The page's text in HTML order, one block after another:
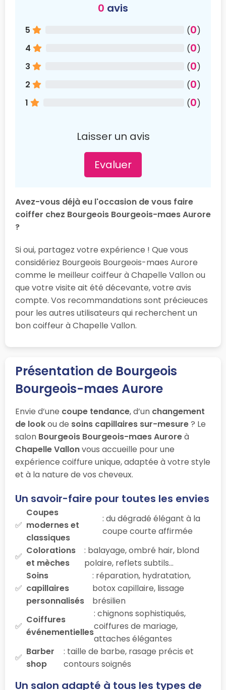
0 avis
5 (0)
4
(0)
3
(0)
2
(0)
1
(0)
Laisser un avis
Evaluer
Avez-vous déjà eu l'occasion de vous faire
coiffer chez Bourgeois Bourgeois-maes Aurore
?
Si oui, partagez votre expérience ! Que vous
considériez Bourgeois Bourgeois-maes Aurore
comme le meilleur coiffeur à Chapelle Vallon ou
que votre visite ait été décevante, votre avis
compte. Vos recommandations sont précieuces
pour les autres utilisateurs qui recherchent un
bon coiffeur à Chapelle Vallon.
Présentation de Bourgeois
Bourgeois-maes Aurore
Envie d’une coupe tendance, d’un changement
de lookou de soins capillaires sur-mesure? Le
salon Bourgeois Bourgeois-maes Auroreà
Chapelle Vallonvous accueille pour une
expérience coiffure unique, adaptée à votre style
et à la nature de vos cheveux.
Un savoir-faire pour toutes les envies
Coupes
modernes et
classiques
: du dégradé élégant à la
coupe courte affirmée
Colorations
et mèches
: balayage, ombré hair, blond
polaire, reflets subtils…
Soins
capillaires
personnalisés
: réparation, hydratation,
botox capillaire, lissage
brésilien
Coiffures
événementielles
: chignons sophistiqués,
coiffures de mariage,
attaches élégantes
Barber
shop
: taille de barbe, rasage précis et
contours soignés
Un salon adapté à tous les types de